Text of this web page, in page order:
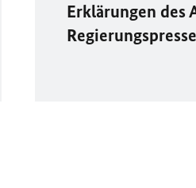
Erklärungen des